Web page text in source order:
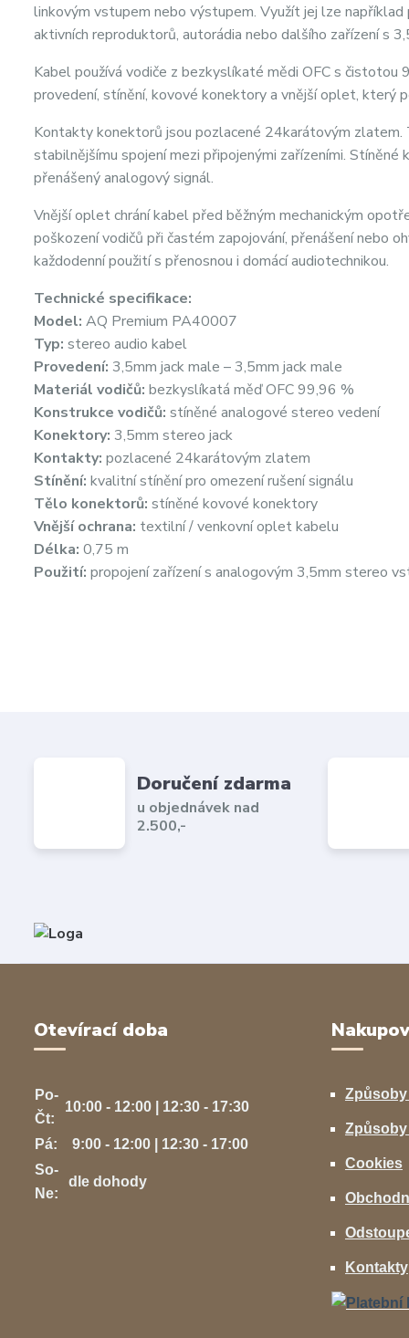
linkovým vstupem nebo výstupem. Využít jej lze
aktivních reproduktorů, autorádia nebo dalšího zařízení s
Kabel používá vodiče z bezkyslíkaté mědi OFC s
provedení, stínění, kovové konektory a vnější oplet, který
Kontakty konektorů jsou pozlacené 24karátovým
stabilnějšímu spojení mezi připojenými zařízeními.
přenášený analogový signál.
Vnější oplet chrání kabel před běžným mechanickým
poškození vodičů při častém zapojování, přenášení nebo
každodenní použití s přenosnou i domácí audiotechnikou.
Technické specifikace:
Model: AQ Premium PA40007
Typ: stereo audio kabel
Provedení: 3,5mm jack male – 3,5mm jack male
Materiál vodičů: bezkyslíkatá měď OFC 99,96 %
Konstrukce vodičů: stíněné analogové stereo vedení
Konektory: 3,5mm stereo jack
Kontakty: pozlacené 24karátovým zlatem
Stínění: kvalitní stínění pro omezení rušení signálu
Tělo konektorů: stíněné kovové konektory
Vnější ochrana: textilní / venkovní oplet kabelu
Délka: 0,75 m
Použití: propojení zařízení s analogovým 3,5mm stereo
Doručení zdarma
u objednávek nad
2.500,-
Otevírací doba
Po-
Čt:
10:00 - 12:00 | 12:30 - 17:30
Pá:
9:00 - 12:00 | 12:30 - 17:00
So-
Ne:
dle dohody
Cookies
Kontakty